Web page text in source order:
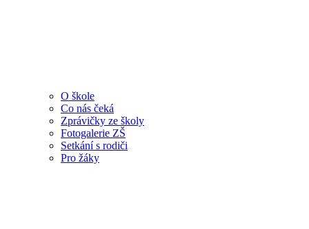
O škole
Co nás čeká
Zprávičky ze školy
Fotogalerie ZŠ
Setkání s rodiči
Pro žáky